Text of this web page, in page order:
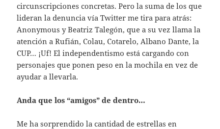
circunscripciones concretas. Pero la suma de los que
lideran la denuncia vía Twitter me tira para atrás:
Anonymous y Beatriz Talegón, que a su vez llama la
atención a Rufián, Colau, Cotarelo, Albano Dante, la
CUP… ¡Uf! El independentismo está cargando con
personajes que ponen peso en la mochila en vez de
ayudar a llevarla.
Anda que los “amigos” de dentro…
Me ha sorprendido la cantidad de estrellas en